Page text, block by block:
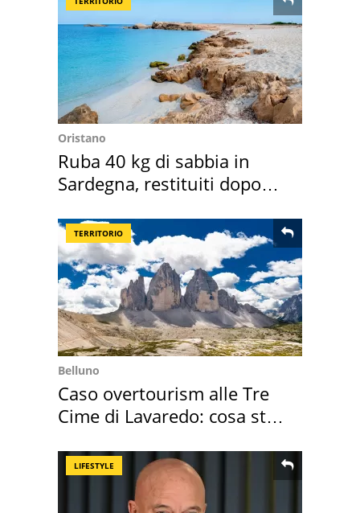
Oristano
Ruba 40 kg di sabbia in
Sardegna, restituiti dopo
TERRITORIO
Belluno
Caso overtourism alle Tre
Cime di Lavaredo: cosa sta
LIFESTYLE